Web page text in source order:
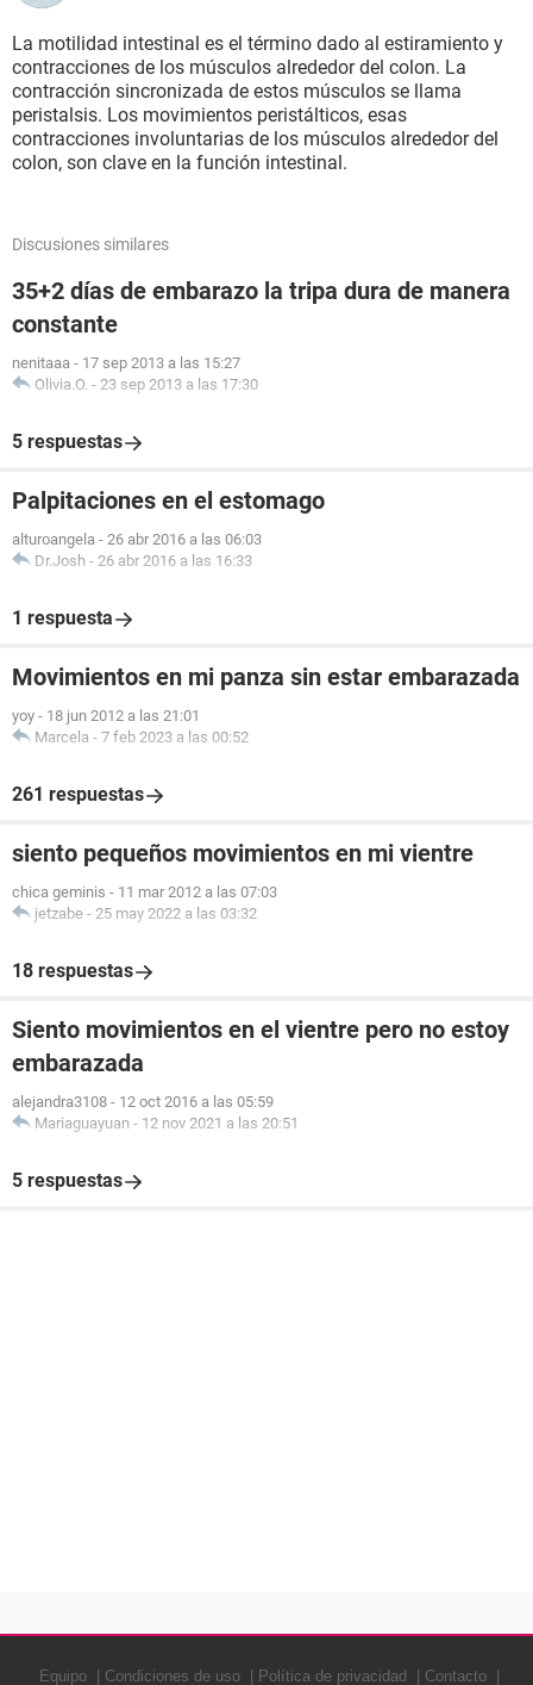
La motilidad intestinal es el término dado al estiramiento y
contracciones de los músculos alrededor del colon. La
contracción sincronizada de estos músculos se llama
peristalsis. Los movimientos peristálticos, esas
contracciones involuntarias de los músculos alrededor del
colon, son clave en la función intestinal.
Discusiones similares
35+2 días de embarazo la tripa dura de manera
constante
nenitaaa - 17 sep 2013 a las 15:27
Olivia.O. - 23 sep 2013 a las 17:30
5 respuestas
Palpitaciones en el estomago
alturoangela - 26 abr 2016 a las 06:03
Dr.Josh - 26 abr 2016 a las 16:33
1 respuesta
Movimientos en mi panza sin estar embarazada
yoy - 18 jun 2012 a las 21:01
Marcela - 7 feb 2023 a las 00:52
261 respuestas
siento pequeños movimientos en mi vientre
chica geminis - 11 mar 2012 a las 07:03
jetzabe - 25 may 2022 a las 03:32
18 respuestas
Siento movimientos en el vientre pero no estoy
embarazada
alejandra3108 - 12 oct 2016 a las 05:59
Mariaguayuan - 12 nov 2021 a las 20:51
5 respuestas
Equipo Condiciones de uso Política de privacidad Contacto